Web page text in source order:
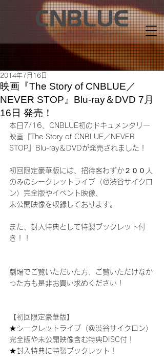
映画『The Story of CNBLUE／
NEVER STOP』Blu-ray＆DVD 7月
16日 発売！
2014年7月16日
本日7/16、CNBLUE初のドキュメンタリー
映画『The Story of CNBLUE／NEVER
STOP』Blu-ray＆DVDが発売されました！
初回限定豪華版には、招待客わずか２００人
のみのシークレットライブ（＠渋谷サイクロ
ン）完全版やイベント映像、
未公開映像を収録しております。
また、封入特典として特製ブックレット付
き！！
劇場でご覧いただいた方、ご覧いただけなか
った方も是非お買い求めください！
【初回限定豪華版】
★シークレットライブ（＠渋谷サイクロン）
完全版や未公開映像含む特典DISC付！
★封入特典に特製ブックレット！